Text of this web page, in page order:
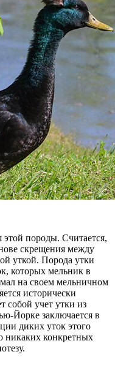
этой породы. Считается,
скрещения между
уткой. Порода утки
которых мельник в
на своем мельничном
исторически
собой учет утки из
Йорке заключается в
диких уток этого
никаких конкретных